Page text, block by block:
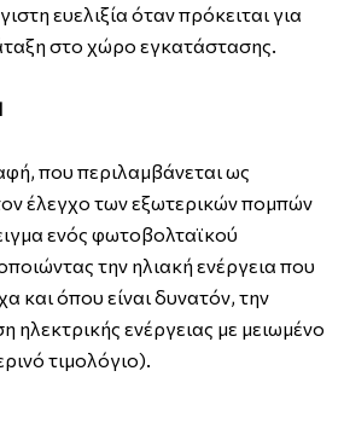
ευελιξία όταν πρόκειται για
στο χώρο εγκατάστασης.
που περιλαμβάνεται ως
έλεγχο των εξωτερικών πομπών
ενός φωτοβολταϊκού
την ηλιακή ενέργεια που
και όπου είναι δυνατόν, την
ηλεκτρικής ενέργειας με μειωμένο
τιμολόγιο).